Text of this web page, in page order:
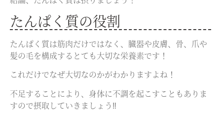
たんぱく質の役割
たんぱく質は筋肉だけではなく、臓器や皮膚、骨、爪や
髪の毛を構成するとても大切な栄養素です！
これだけでなぜ大切なのかがわかりますよね！
不足することにより、身体に不調を起こすこともありま
すので摂取していきましょう‼